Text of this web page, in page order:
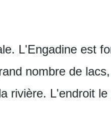
L'Engadine est
nombre de
rivière. L'endroit